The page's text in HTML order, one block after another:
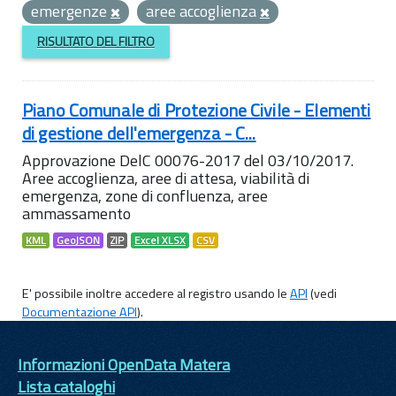
emergenze
aree accoglienza
RISULTATO DEL FILTRO
Piano Comunale di Protezione Civile - Elementi
di gestione dell'emergenza - C...
Approvazione DelC 00076-2017 del 03/10/2017.
Aree accoglienza, aree di attesa, viabilità di
emergenza, zone di confluenza, aree
ammassamento
KML GeoJSON ZIP Excel XLSX CSV
E' possibile inoltre accedere al registro usando leAPI(vedi
Documentazione API).
Informazioni OpenData Matera
Lista cataloghi